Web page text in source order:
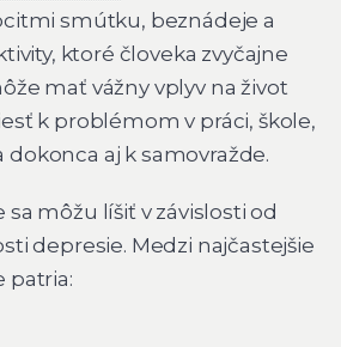
smútku, beznádeje a
ktoré človeka zvyčajne
mať vážny vplyv na život
k problémom v práci, škole,
aj k samovražde.
sa môžu líšiť v závislosti od
depresie. Medzi najčastejšie
patria: